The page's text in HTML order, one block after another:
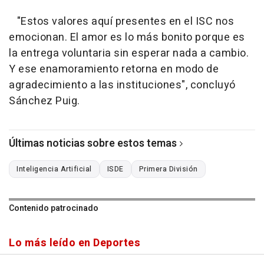
"Estos valores aquí presentes en el ISC nos
emocionan. El amor es lo más bonito porque es
la entrega voluntaria sin esperar nada a cambio.
Y ese enamoramiento retorna en modo de
agradecimiento a las instituciones", concluyó
Sánchez Puig.
Últimas noticias sobre estos temas
Inteligencia Artificial ISDE Primera División
Contenido patrocinado
Lo más leído en Deportes